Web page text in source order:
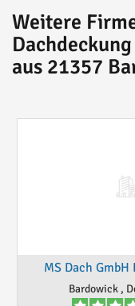
Weitere
aus 21357
MS Dach
Bardowick ,